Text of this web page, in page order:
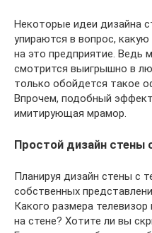
Некоторые идеи дизайна
упираются в вопрос,
на это предприятие. Ведь
смотрится выигрышно в
только обойдется такое
Впрочем, подобный
имитирующая мрамор.
Простой дизайн стены
Планируя дизайн стены с
собственных
Какого размера
на стене? Хотите ли вы